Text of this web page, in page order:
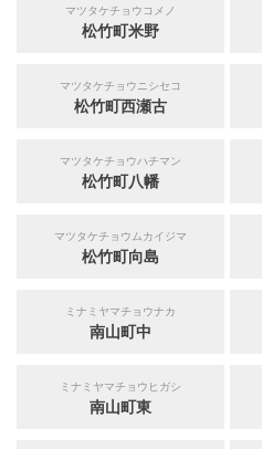
マツタケチョウコメノ
松竹町米野
マツタケチョウニシセコ
松竹町西瀬古
マツタケチョウハチマン
松竹町八幡
マツタケチョウムカイジマ
松竹町向島
ミナミヤマチョウナカ
南山町中
ミナミヤマチョウヒガシ
南山町東